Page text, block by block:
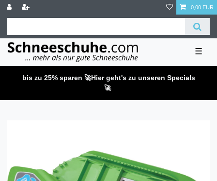
0,00 EUR
☰
bis zu 25% sparen 🚀Hier geht's zu unseren Specials
🚀